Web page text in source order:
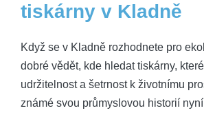
tiskárny v Kladně
Když se v Kladně rozhodnete pro
dobré vědět, kde hledat tiskárny,
udržitelnost a šetrnost k životnímu
známé svou průmyslovou historií